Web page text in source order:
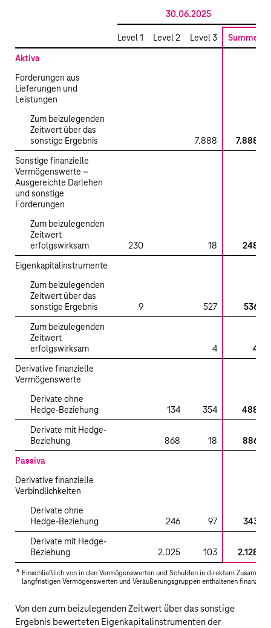
30.06.2025
Level 1 Level 2 Level 3 Summe
Aktiva
Forderungen aus
Lieferungen und
Leistungen
Zum beizulegenden
Zeitwert über das
sonstige Ergebnis
7.888 7.888
Sonstige finanzielle
Vermögenswerte –
Ausgereichte Darlehen
und sonstige
Forderungen
Zum beizulegenden
Zeitwert
erfolgswirksam
230 18 248
Eigenkapitalinstrumente
Zum beizulegenden
Zeitwert über das
sonstige Ergebnis
9 527 536
Zum beizulegenden
Zeitwert
erfolgswirksam
4 4
Derivative finanzielle
Vermögenswerte
Derivate ohne
Hedge-Beziehung
134 354 488
Derivate mit Hedge-
Beziehung
868 18 886
Passiva
Derivative finanzielle
Verbindlichkeiten
Derivate ohne
Hedge-Beziehung
246 97 343
Derivate mit Hedge-
Beziehung
2.025 103 2.128
a Einschließlich von in den Vermögenswerten und Schulden in direktem
langfristigen Vermögenswerten und Veräußerungsgruppen enthaltenen
Von den zum beizulegenden Zeitwert über das sonstige
Ergebnis bewerteten Eigenkapitalinstrumenten der